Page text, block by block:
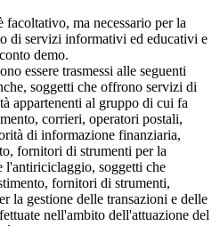
ma necessario per la
di servizi informativi ed educativi e
demo.
essere trasmessi alle seguenti
soggetti che offrono servizi di
appartenenti al gruppo di cui fa
corrieri, operatori postali,
di informazione finanziaria,
fornitori di strumenti per la
l'antiriciclaggio, soggetti che
fornitori di strumenti,
la gestione delle transazioni e delle
nell'ambito dell'attuazione del